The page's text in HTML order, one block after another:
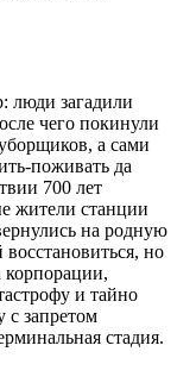
загадили
чего покинули
а сами
поживать да
700 лет
жители станции
на родную
но
и тайно
запретом
стадия.